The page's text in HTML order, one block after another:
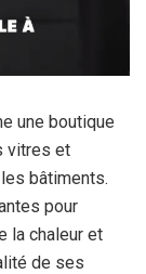
une boutique
vitres et
bâtiments.
pour
la chaleur et
de ses